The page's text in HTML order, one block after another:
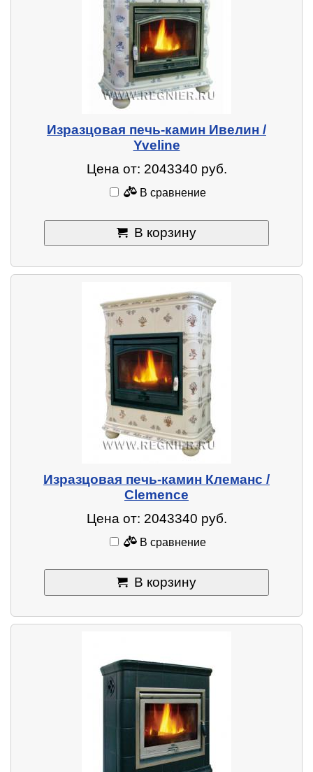
Изразцовая печь-камин Ивелин /
Yveline
Цена от: 2043340 руб.
В сравнение
В корзину
Изразцовая печь-камин Клеманс /
Clemence
Цена от: 2043340 руб.
В сравнение
В корзину